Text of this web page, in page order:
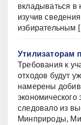
вкладываться в
изучив
избирательным
Утилизаторам
Требования к
отходов будут
намерены
экономического
следовало из
Минприроды,